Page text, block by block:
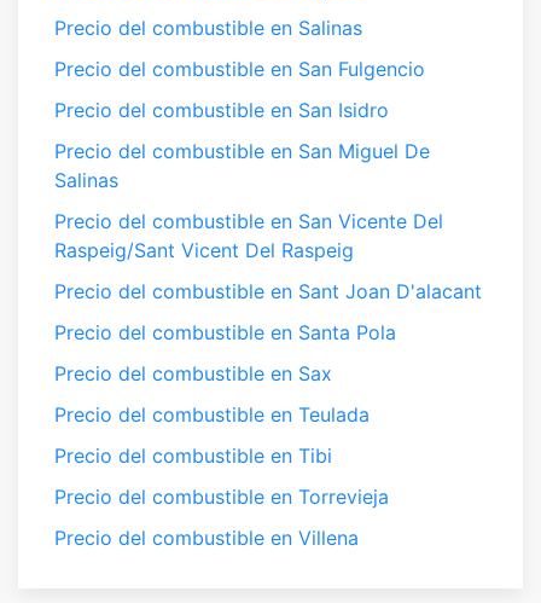
Precio del combustible en Salinas
Precio del combustible en San Fulgencio
Precio del combustible en San Isidro
Precio del combustible en San Miguel De
Salinas
Precio del combustible en San Vicente Del
Raspeig/Sant Vicent Del Raspeig
Precio del combustible en Sant Joan D'alacant
Precio del combustible en Santa Pola
Precio del combustible en Sax
Precio del combustible en Teulada
Precio del combustible en Tibi
Precio del combustible en Torrevieja
Precio del combustible en Villena